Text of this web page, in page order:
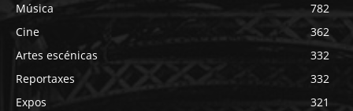
Música
782
Cine
362
Artes escénicas
332
Reportaxes
332
Expos
321